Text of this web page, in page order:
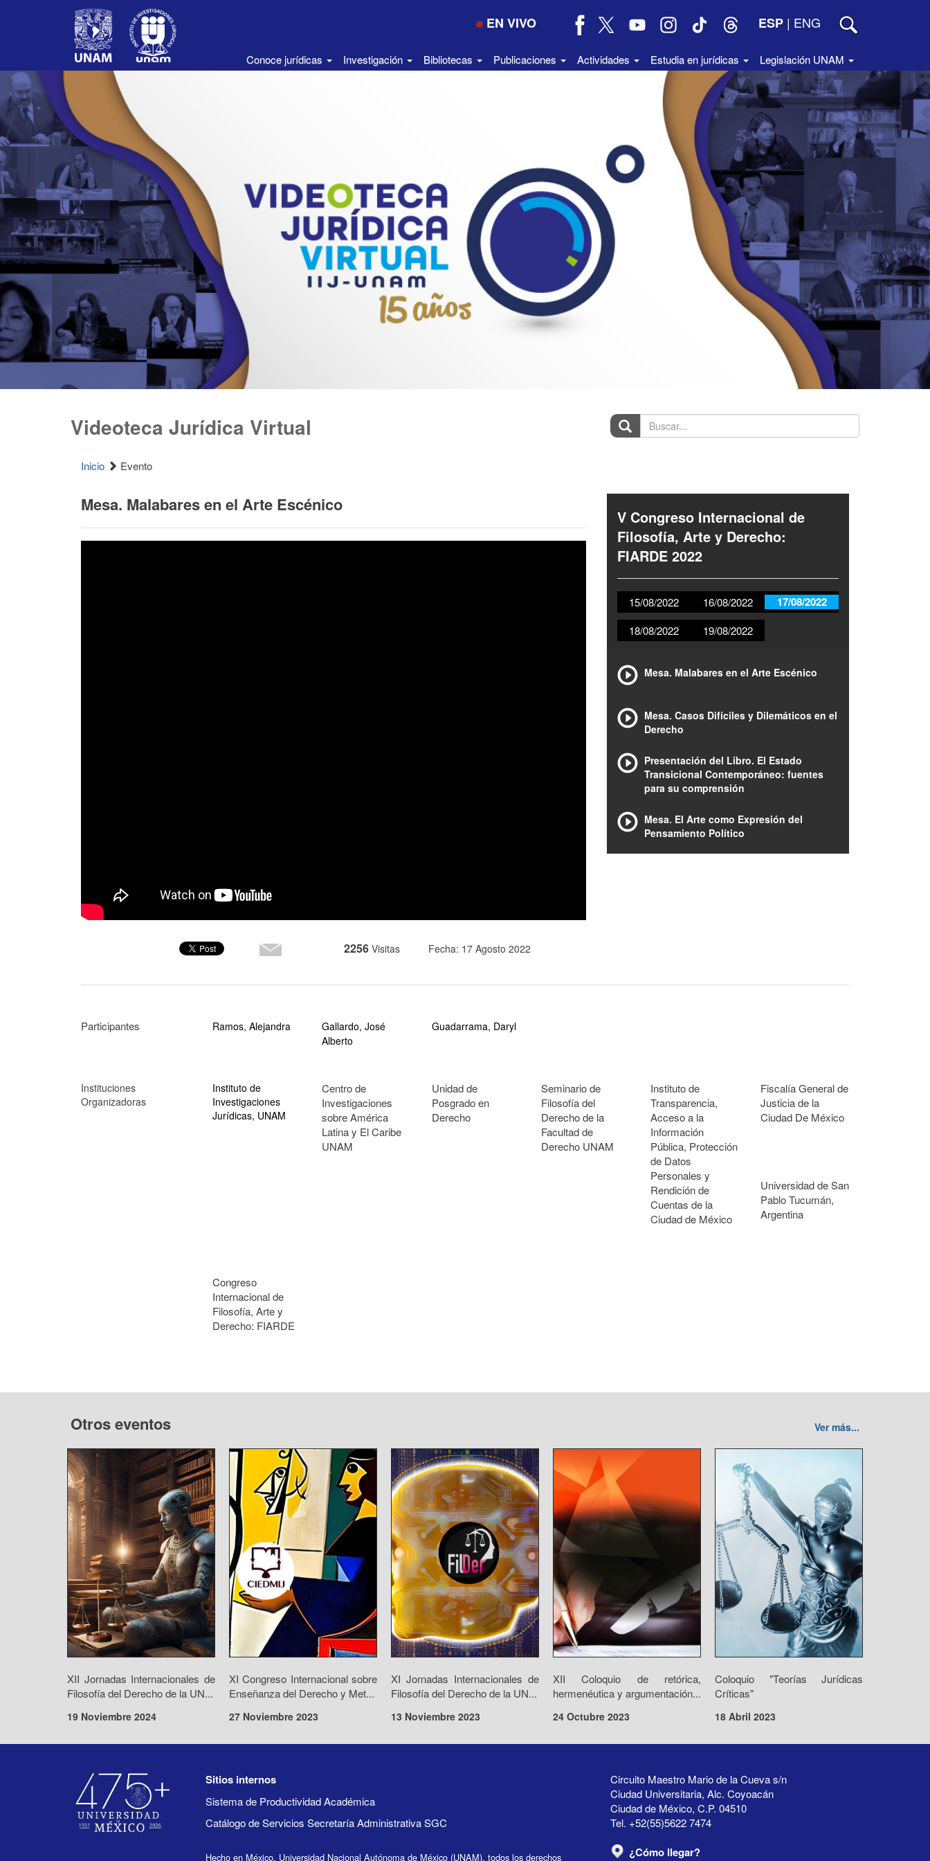
EN VIVO ESP | ENG
Conoce jurídicas Investigación Bibliotecas Publicaciones Actividades Estudia en jurídicas Legislación UNAM
Videoteca Jurídica Virtual Buscar...
Inicio Evento
Mesa. Malabares en el Arte Escénico
2256 Visitas Fecha: 17 Agosto 2022
V Congreso Internacional de
Filosofía, Arte y Derecho:
FIARDE 2022
15/08/2022 16/08/2022 17/08/2022
18/08/2022 19/08/2022
Mesa. Malabares en el Arte Escénico
Mesa. Casos Difíciles y Dilemáticos en el
Derecho
Presentación del Libro. El Estado
Transicional Contemporáneo: fuentes
para su comprensión
Mesa. El Arte como Expresión del
Pensamiento Político
Participantes Ramos, Alejandra
Gallardo, José
Alberto
Guadarrama, Daryl
Instituciones
Organizadoras
Instituto de
Investigaciones
Jurídicas, UNAM
Centro de
Investigaciones
sobre América
Latina y El Caribe
UNAM
Unidad de
Posgrado en
Derecho
Seminario de
Filosofía del
Derecho de la
Facultad de
Derecho UNAM
Instituto de
Transparencia,
Acceso a la
Información
Pública, Protección
de Datos
Personales y
Rendición de
Cuentas de la
Ciudad de México
Fiscalía General de
Justicia de la
Ciudad De México
Universidad de San
Pablo Tucumán,
Argentina
Congreso
Internacional de
Filosofía, Arte y
Derecho: FIARDE
Otros eventos Ver más...
XII Jornadas Internacionales de
Filosofía del Derecho de la UN...
19 Noviembre 2024
XI Congreso Internacional sobre
Enseñanza del Derecho y Met...
27 Noviembre 2023
XI Jornadas Internacionales de
Filosofía del Derecho de la UN...
13 Noviembre 2023
XII Coloquio de retórica,
hermenéutica y argumentación...
24 Octubre 2023
Coloquio "Teorías Jurídicas
Críticas"
18 Abril 2023
Circuito Maestro Mario de la Cueva s/n
Ciudad Universitaria, Alc. Coyoacán
Ciudad de México, C.P. 04510
Tel. +52(55)5622 7474
¿Cómo llegar?
Sitios internos
Sistema de Productividad Académica
Catálogo de Servicios Secretaría Administrativa SGC
Hecho en México, Universidad Nacional Autónoma de México (UNAM), todos los derechos